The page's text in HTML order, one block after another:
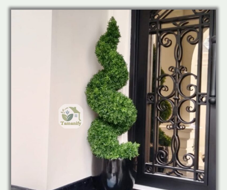
Depok